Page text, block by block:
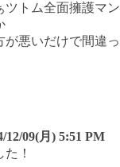
ツトム全面擁護マ
が悪いだけで間違
12/09(月) 5:51 PM
！